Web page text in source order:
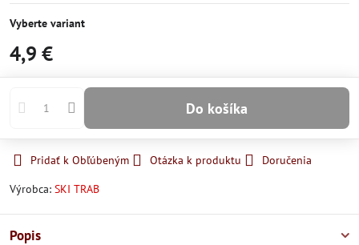
Vyberte variant
4,9 €
Do košíka
Pridať k Obľúbeným Otázka k produktu
Doručenia
Výrobca: SKI TRAB
Popis